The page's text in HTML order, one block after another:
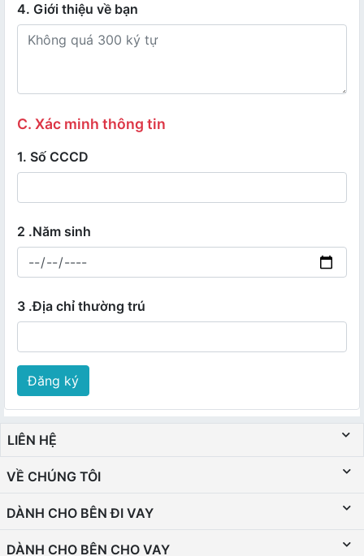
4. Giới thiệu về bạn
C. Xác minh thông tin
1. Số CCCD
2 .Năm sinh
3 .Địa chỉ thường trú
Đăng ký
LIÊN HỆ
VỀ CHÚNG TÔI
DÀNH CHO BÊN ĐI VAY
DÀNH CHO BÊN CHO VAY